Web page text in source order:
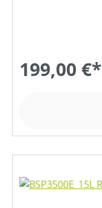
199,00 €*